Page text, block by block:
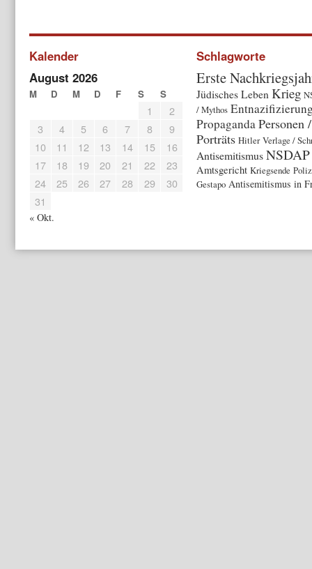
Kalender
August 2026
M D M D F S S
1
2
3
4 5 6 7 8
9
10
11 12 13 14 15
16
17
18 19 20 21 22
23
24
25 26 27 28 29
30
31
« Okt.
Schlagworte
Erste
Jüdisches Leben Krieg
/ Mythos
Propaganda Personen /
Porträts Hitler Verlage /
AntisemitismusNSDAP
Amtsgericht Kriegsende
Gestapo Antisemitismus in